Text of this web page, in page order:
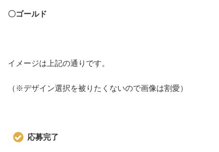
〇ゴールド
イメージは上記の通りです。
（※デザイン選択を被りたくないので画像は割愛）
応募完了